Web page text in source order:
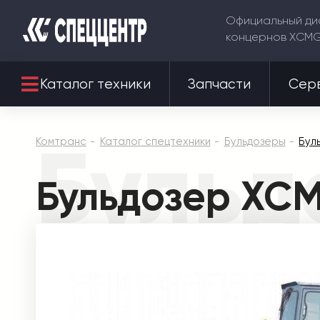
Официальный
концернов
Каталог техники Запчасти
Комтранс Каталог спецтехники Бульдозеры
Бульдозер